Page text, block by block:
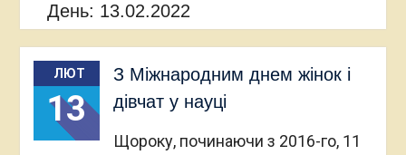
День: 13.02.2022
ЛЮТ
13
З Міжнародним днем жінок і
дівчат у науці
Щороку, починаючи з 2016-го, 11